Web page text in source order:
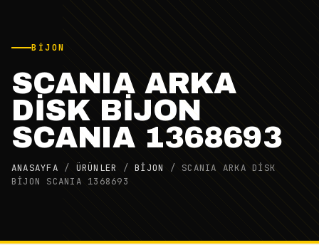
BIJON
SCANIA ARKA
DİSK BİJON
SCANIA 1368693
ANASAYFA / ÜRÜNLER /BIJON / SCANIA ARKA DİSK
BİJON SCANIA 1368693